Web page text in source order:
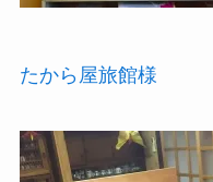
たから屋旅館様